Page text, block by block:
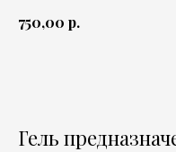
750,00 р.
Гель